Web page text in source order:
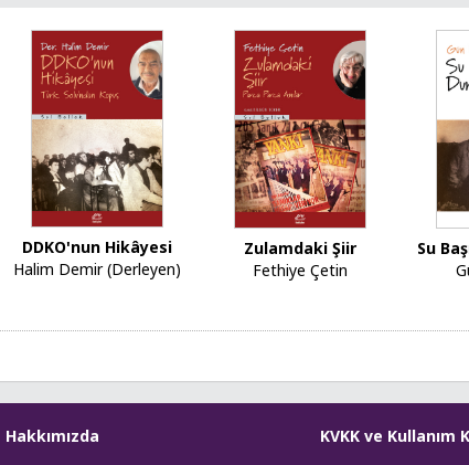
DDKO'nun Hikâyesi
Halim Demir (Derleyen)
Zulamdaki Şiir
Fethiye Çetin
Su
Hakkımızda
KVKK ve Kullanım